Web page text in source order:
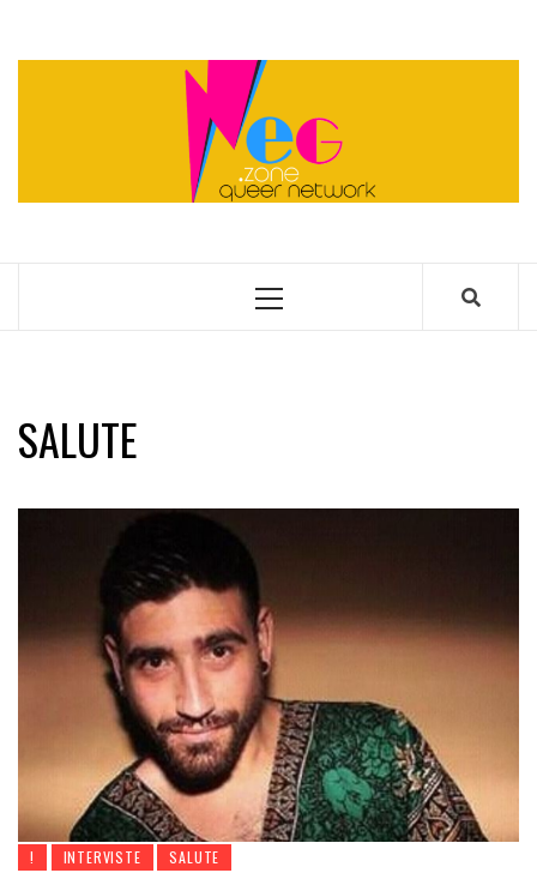
Primary
SALUTE
! INTERVISTE SALUTE